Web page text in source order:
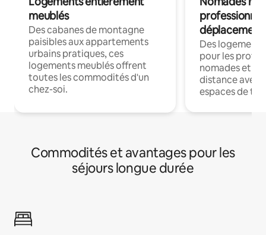
meublés
Des cabanes de montagne
paisibles aux appartements
urbains pratiques, ces
logements meublés offrent
toutes les commodités d'un
chez-soi.
déplacement
Des
pour les
nomades et
distance avec
espaces de
Commodités et avantages pour les
séjours longue durée